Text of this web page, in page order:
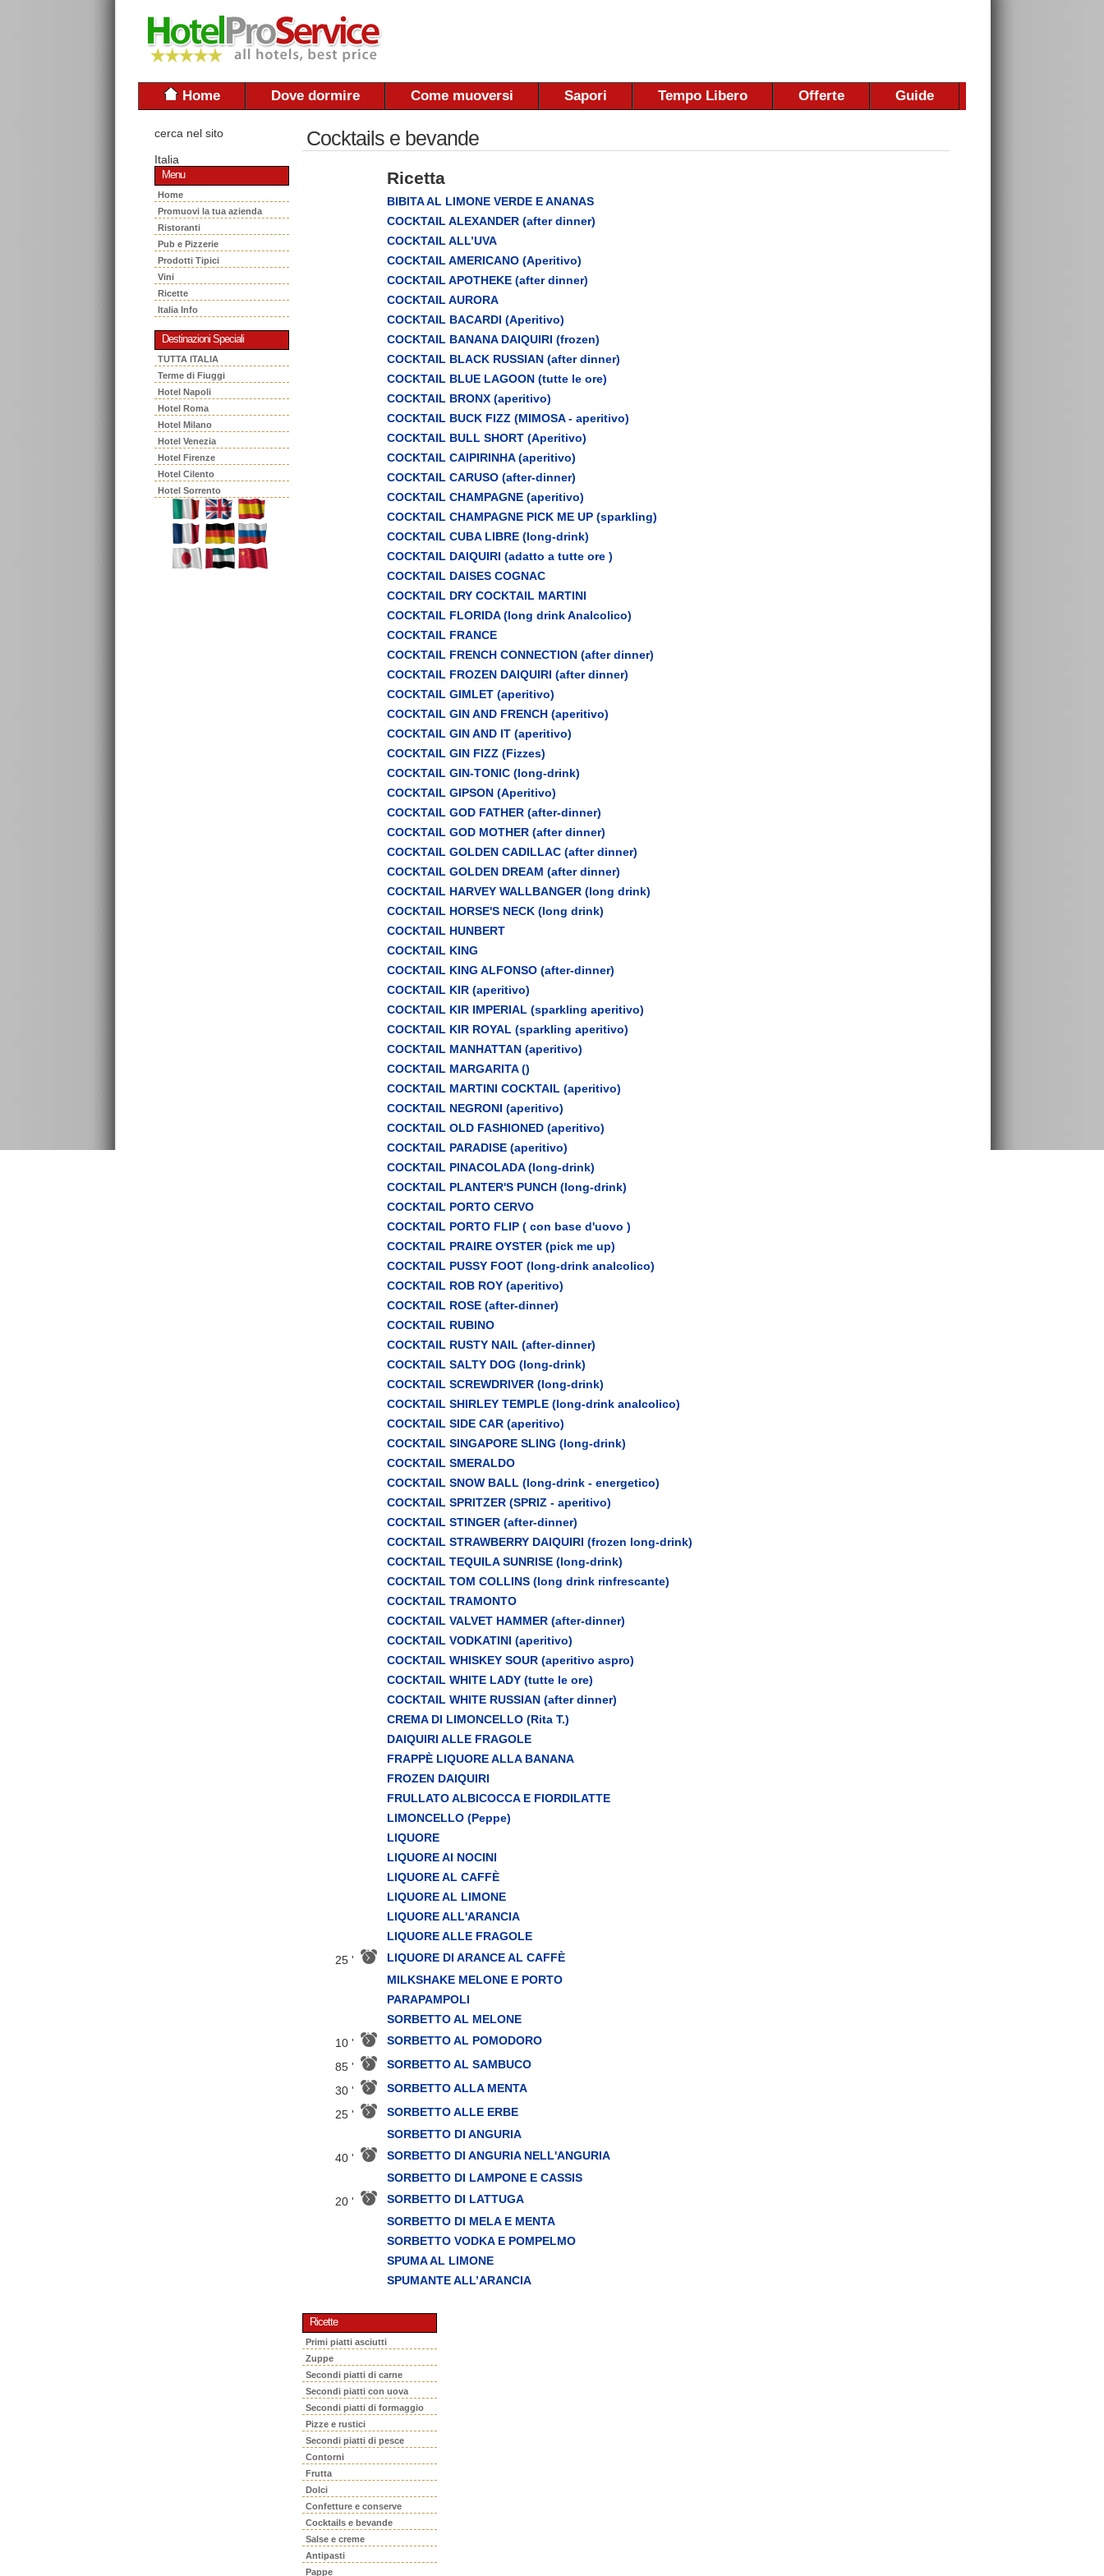
Home Dove dormire Come muoversi Sapori Tempo Libero Offerte Guide
cerca nel sito
Italia
Menu
Home
Promuovi la tua azienda
Ristoranti
Pub e Pizzerie
Prodotti Tipici
Vini
Ricette
Italia Info
Destinazioni Speciali
TUTTA ITALIA
Terme di Fiuggi
Hotel Napoli
Hotel Roma
Hotel Milano
Hotel Venezia
Hotel Firenze
Hotel Cilento
Hotel Sorrento
Cocktails e bevande
Ricetta
BIBITA AL LIMONE VERDE E ANANAS
COCKTAIL ALEXANDER (after dinner)
COCKTAIL ALL’UVA
COCKTAIL AMERICANO (Aperitivo)
COCKTAIL APOTHEKE (after dinner)
COCKTAIL AURORA
COCKTAIL BACARDI (Aperitivo)
COCKTAIL BANANA DAIQUIRI (frozen)
COCKTAIL BLACK RUSSIAN (after dinner)
COCKTAIL BLUE LAGOON (tutte le ore)
COCKTAIL BRONX (aperitivo)
COCKTAIL BUCK FIZZ (MIMOSA - aperitivo)
COCKTAIL BULL SHORT (Aperitivo)
COCKTAIL CAIPIRINHA (aperitivo)
COCKTAIL CARUSO (after-dinner)
COCKTAIL CHAMPAGNE (aperitivo)
COCKTAIL CHAMPAGNE PICK ME UP (sparkling)
COCKTAIL CUBA LIBRE (long-drink)
COCKTAIL DAIQUIRI (adatto a tutte ore )
COCKTAIL DAISES COGNAC
COCKTAIL DRY COCKTAIL MARTINI
COCKTAIL FLORIDA (long drink Analcolico)
COCKTAIL FRANCE
COCKTAIL FRENCH CONNECTION (after dinner)
COCKTAIL FROZEN DAIQUIRI (after dinner)
COCKTAIL GIMLET (aperitivo)
COCKTAIL GIN AND FRENCH (aperitivo)
COCKTAIL GIN AND IT (aperitivo)
COCKTAIL GIN FIZZ (Fizzes)
COCKTAIL GIN-TONIC (long-drink)
COCKTAIL GIPSON (Aperitivo)
COCKTAIL GOD FATHER (after-dinner)
COCKTAIL GOD MOTHER (after dinner)
COCKTAIL GOLDEN CADILLAC (after dinner)
COCKTAIL GOLDEN DREAM (after dinner)
COCKTAIL HARVEY WALLBANGER (long drink)
COCKTAIL HORSE'S NECK (long drink)
COCKTAIL HUNBERT
COCKTAIL KING
COCKTAIL KING ALFONSO (after-dinner)
COCKTAIL KIR (aperitivo)
COCKTAIL KIR IMPERIAL (sparkling aperitivo)
COCKTAIL KIR ROYAL (sparkling aperitivo)
COCKTAIL MANHATTAN (aperitivo)
COCKTAIL MARGARITA ()
COCKTAIL MARTINI COCKTAIL (aperitivo)
COCKTAIL NEGRONI (aperitivo)
COCKTAIL OLD FASHIONED (aperitivo)
COCKTAIL PARADISE (aperitivo)
COCKTAIL PINACOLADA (long-drink)
COCKTAIL PLANTER'S PUNCH (long-drink)
COCKTAIL PORTO CERVO
COCKTAIL PORTO FLIP ( con base d'uovo )
COCKTAIL PRAIRE OYSTER (pick me up)
COCKTAIL PUSSY FOOT (long-drink analcolico)
COCKTAIL ROB ROY (aperitivo)
COCKTAIL ROSE (after-dinner)
COCKTAIL RUBINO
COCKTAIL RUSTY NAIL (after-dinner)
COCKTAIL SALTY DOG (long-drink)
COCKTAIL SCREWDRIVER (long-drink)
COCKTAIL SHIRLEY TEMPLE (long-drink analcolico)
COCKTAIL SIDE CAR (aperitivo)
COCKTAIL SINGAPORE SLING (long-drink)
COCKTAIL SMERALDO
COCKTAIL SNOW BALL (long-drink - energetico)
COCKTAIL SPRITZER (SPRIZ - aperitivo)
COCKTAIL STINGER (after-dinner)
COCKTAIL STRAWBERRY DAIQUIRI (frozen long-drink)
COCKTAIL TEQUILA SUNRISE (long-drink)
COCKTAIL TOM COLLINS (long drink rinfrescante)
COCKTAIL TRAMONTO
COCKTAIL VALVET HAMMER (after-dinner)
COCKTAIL VODKATINI (aperitivo)
COCKTAIL WHISKEY SOUR (aperitivo aspro)
COCKTAIL WHITE LADY (tutte le ore)
COCKTAIL WHITE RUSSIAN (after dinner)
CREMA DI LIMONCELLO (Rita T.)
DAIQUIRI ALLE FRAGOLE
FRAPPÈ LIQUORE ALLA BANANA
FROZEN DAIQUIRI
FRULLATO ALBICOCCA E FIORDILATTE
LIMONCELLO (Peppe)
LIQUORE
LIQUORE AI NOCINI
LIQUORE AL CAFFÈ
LIQUORE AL LIMONE
LIQUORE ALL'ARANCIA
LIQUORE ALLE FRAGOLE
25 '
LIQUORE DI ARANCE AL CAFFÈ
MILKSHAKE MELONE E PORTO
PARAPAMPOLI
SORBETTO AL MELONE
10 '
SORBETTO AL POMODORO
85 '
SORBETTO AL SAMBUCO
30 '
SORBETTO ALLA MENTA
25 '
SORBETTO ALLE ERBE
SORBETTO DI ANGURIA
40 '
SORBETTO DI ANGURIA NELL'ANGURIA
SORBETTO DI LAMPONE E CASSIS
20 '
SORBETTO DI LATTUGA
SORBETTO DI MELA E MENTA
SORBETTO VODKA E POMPELMO
SPUMA AL LIMONE
SPUMANTE ALL’ARANCIA
Ricette
Primi piatti asciutti
Zuppe
Secondi piatti di carne
Secondi piatti con uova
Secondi piatti di formaggio
Pizze e rustici
Secondi piatti di pesce
Contorni
Frutta
Dolci
Confetture e conserve
Cocktails e bevande
Salse e creme
Antipasti
Pappe